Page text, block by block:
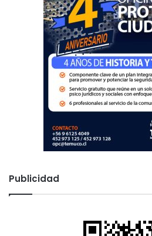
Publicidad